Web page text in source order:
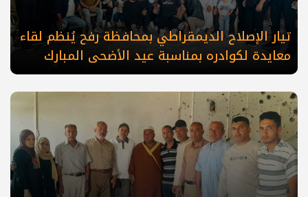
تيار الإصلاح الديمقراطي بمحافظة رفح يُنظم لقاء
معايدة لكوادره بمناسبة عيد الأضحى المبارك